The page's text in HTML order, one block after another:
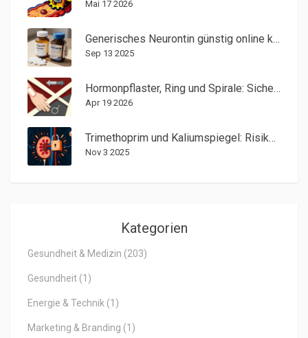
Mai 17 2026
Generisches Neurontin günstig online kaufen - Sicher, legal & preiswert
Sep 13 2025
Hormonpflaster, Ring und Spirale: Sicherheit und Risiken im Vergleich
Apr 19 2026
Trimethoprim und Kaliumspiegel: Risiko einer Hyperkaliämie
Nov 3 2025
Kategorien
Gesundheit & Medizin (203)
Gesundheit (1)
Energie & Technik (1)
Marketing & Branding (1)